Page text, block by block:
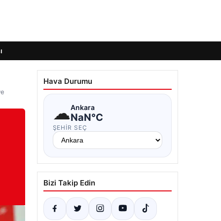
Hava Durumu
☁Ankara
NaN°C
ŞEHIR SEÇ
Bizi Takip Edin